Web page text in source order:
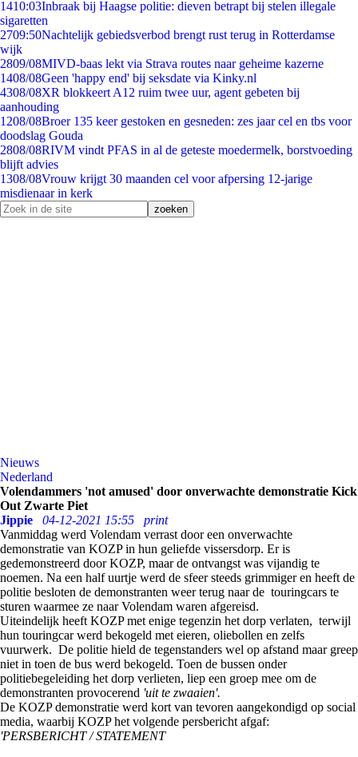
1410:03Inbraak bij Haagse politie: dieven betrapt bij stelen illegale
sigaretten
2709:50Nachtelijk gebiedsverbod brengt rust terug in Rotterdamse
wijk
2809/08MIVD-baas lekt via Strava routes naar geheime kazerne
1408/08Geen 'happy end' bij seksdate via Kinky.nl
4308/08XR blokkeert A12 ruim twee uur, agent gebeten bij
aanhouding
1208/08Broer 135 keer gestoken en gesneden: zes jaar cel en tbs voor
doodslag Gouda
2808/08RIVM vindt PFAS in al de geteste moedermelk, borstvoeding
blijft advies
1308/08Vrouw krijgt 30 maanden cel voor afpersing 12-jarige
misdienaar in kerk
Nieuws
Nederland
Volendammers 'not amused' door onverwachte demonstratie Kick
Out Zwarte Piet
Jippie
04-12-2021 15:55
print
Vanmiddag werd Volendam verrast door een onverwachte
demonstratie van KOZP in hun geliefde vissersdorp. Er is
gedemonstreerd door KOZP, maar de ontvangst was vijandig te
noemen. Na een half uurtje werd de sfeer steeds grimmiger en heeft de
politie besloten de demonstranten weer terug naar de touringcars te
sturen waarmee ze naar Volendam waren afgereisd.
Uiteindelijk heeft KOZP met enige tegenzin het dorp verlaten, terwijl
hun touringcar werd bekogeld met eieren, oliebollen en zelfs
vuurwerk. De politie hield de tegenstanders wel op afstand maar greep
niet in toen de bus werd bekogeld. Toen de bussen onder
politiebegeleiding het dorp verlieten, liep een groep mee om de
demonstranten provocerend 'uit te zwaaien'.
De KOZP demonstratie werd kort van tevoren aangekondigd op social
media, waarbij KOZP het volgende persbericht afgaf:
'PERSBERICHT / STATEMENT